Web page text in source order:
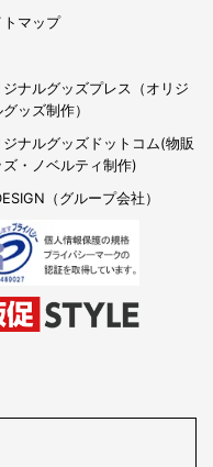
トマップ
ジナルグッズプレス（オリジ
ッズ制作）
ジナルグッズドットコム(物販
ズ・ノベルティ制作)
（グループ会社）